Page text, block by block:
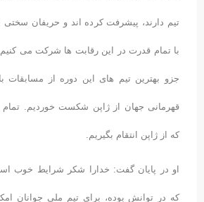
تیم دارند، پیشرفت کرده اند و حریفان سختی
با تمام قدرت در این رقابت ها شرکت می
جزو بهترین تیم های این دوره از مسابقات
قهرمانی جهان از ژاپن شکست خوردیم.
که از ژاپن انتقام بگیریم.
او در پایان گفت: خدارا شکر شرایط خوب
که در توانش بوده، برای تیم ملی جوانان